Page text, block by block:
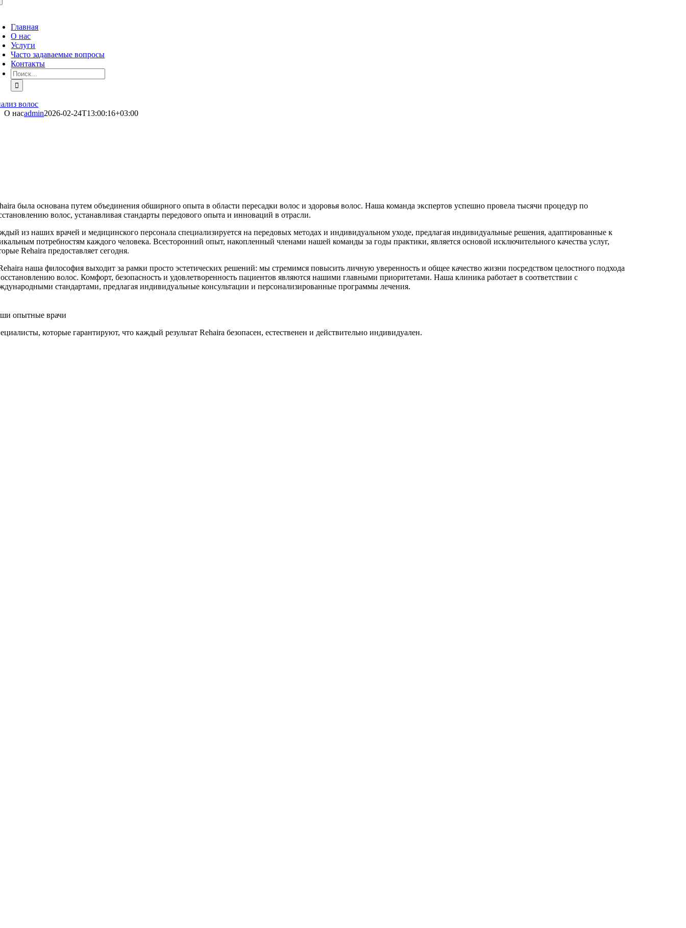
Главная
О нас
Услуги
Часто задаваемые вопросы
Контакты
Искать:
волос
О насadmin2026-02-24T13:00:16+03:00
была основана путем объединения обширного опыта в области пересадки волос и здоровья волос. Наша команда экспертов успешно провела тысячи процедур по
волос, устанавливая стандарты передового опыта и инноваций в отрасли.
из наших врачей и медицинского персонала специализируется на передовых методах и индивидуальном уходе, предлагая индивидуальные решения, адаптированные к
потребностям каждого человека. Всесторонний опыт, накопленный членами нашей команды за годы практики, является основой исключительного качества услуг,
Rehaira предоставляет сегодня.
наша философия выходит за рамки просто эстетических решений: мы стремимся повысить личную уверенность и общее качество жизни посредством целостного подхода
волос. Комфорт, безопасность и удовлетворенность пациентов являются нашими главными приоритетами. Наша клиника работает в соответствии с
стандартами, предлагая индивидуальные консультации и персонализированные программы лечения.
опытные врачи
которые гарантируют, что каждый результат Rehaira безопасен, естественен и действительно индивидуален.